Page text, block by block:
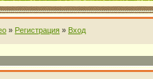
» Регистрация » Вход